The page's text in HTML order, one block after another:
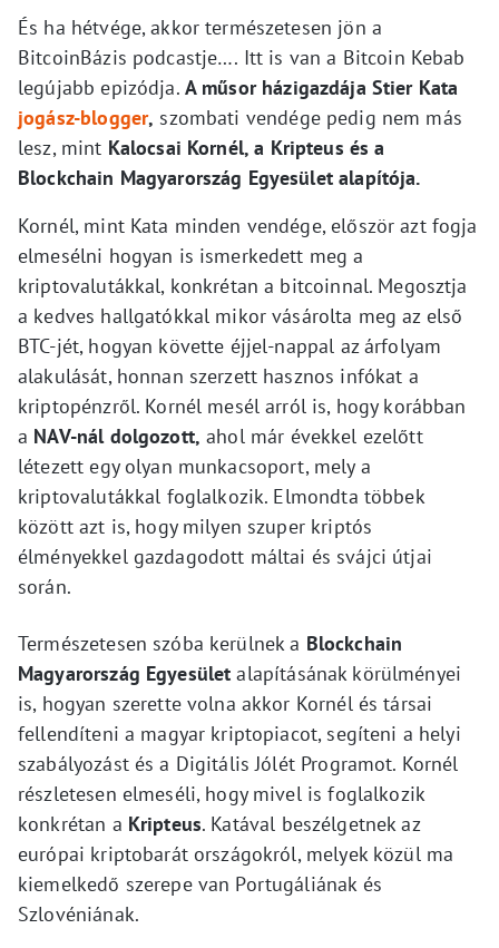
És ha hétvége, akkor természetesen jön a
BitcoinBázis podcastje…. Itt is van a Bitcoin Kebab
legújabb epizódja. A műsor házigazdája Stier Kata
jogász-blogger, szombati vendége pedig nem más
lesz, mint Kalocsai Kornél, a Kripteus és a
Blockchain Magyarország Egyesület alapítója.
Kornél, mint Kata minden vendége, először azt fogja
elmesélni hogyan is ismerkedett meg a
kriptovalutákkal, konkrétan a bitcoinnal. Megosztja
a kedves hallgatókkal mikor vásárolta meg az első
BTC-jét, hogyan követte éjjel-nappal az árfolyam
alakulását, honnan szerzett hasznos infókat a
kriptopénzről. Kornél mesél arról is, hogy korábban
a NAV-nál dolgozott, ahol már évekkel ezelőtt
létezett egy olyan munkacsoport, mely a
kriptovalutákkal foglalkozik. Elmondta többek
között azt is, hogy milyen szuper kriptós
élményekkel gazdagodott máltai és svájci útjai
során.
Természetesen szóba kerülnek a Blockchain
Magyarország Egyesület alapításának körülményei
is, hogyan szerette volna akkor Kornél és társai
fellendíteni a magyar kriptopiacot, segíteni a helyi
szabályozást és a Digitális Jólét Programot. Kornél
részletesen elmeséli, hogy mivel is foglalkozik
konkrétan a Kripteus. Katával beszélgetnek az
európai kriptobarát országokról, melyek közül ma
kiemelkedő szerepe van Portugáliának és
Szlovéniának.